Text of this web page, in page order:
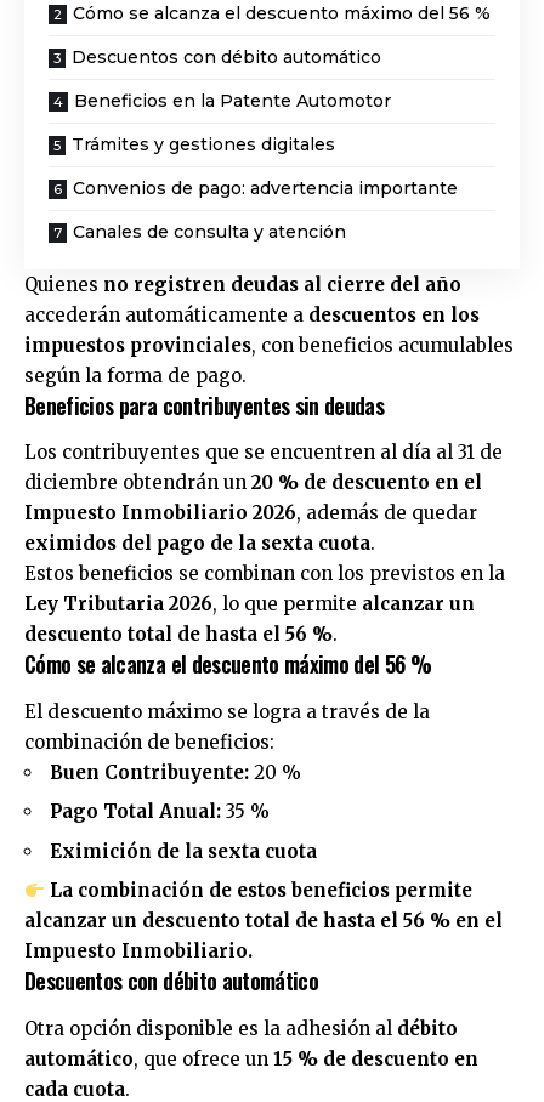
Cómo se alcanza el descuento máximo del 56 %
Descuentos con débito automático
Beneficios en la Patente Automotor
Trámites y gestiones digitales
Convenios de pago: advertencia importante
Canales de consulta y atención
Quienes no registren deudas al cierre del año
accederán automáticamente a descuentos en los
impuestos provinciales, con beneficios acumulables
según la forma de pago.
Beneficios para contribuyentes sin deudas
Los contribuyentes que se encuentren al día al 31 de
diciembre obtendrán un 20 % de descuento en el
Impuesto Inmobiliario 2026, además de quedar
eximidos del pago de la sexta cuota.
Estos beneficios se combinan con los previstos en la
Ley Tributaria 2026, lo que permite alcanzar un
descuento total de hasta el 56 %.
Cómo se alcanza el descuento máximo del 56 %
El descuento máximo se logra a través de la
combinación de beneficios:
Buen Contribuyente: 20 %
Pago Total Anual: 35 %
Eximición de la sexta cuota
La combinación de estos beneficios permite
alcanzar un descuento total de hasta el 56 % en el
Impuesto Inmobiliario.
Descuentos con débito automático
Otra opción disponible es la adhesión al débito
automático, que ofrece un 15 % de descuento en
cada cuota.